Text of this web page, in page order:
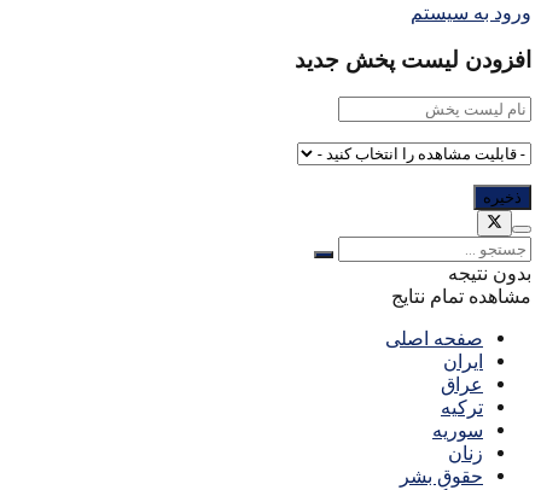
ورود به سیستم
افزودن لیست پخش جدید
بدون نتیجه
مشاهده تمام نتایج
صفحه اصلی
ایران
عراق
ترکیه
سوریه
زنان
حقوق بشر